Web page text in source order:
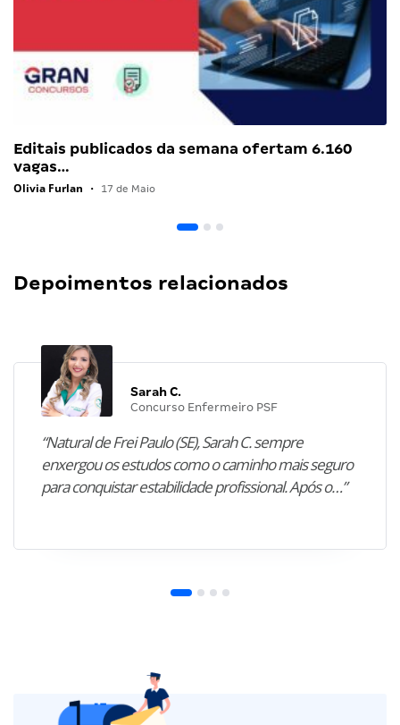
Editais publicados da semana ofertam 6.160
vagas…
Olivia Furlan • 17 de Maio
Depoimentos relacionados
Sarah C.
Concurso Enfermeiro PSF
“Natural de Frei Paulo (SE), Sarah C. sempre
enxergou os estudos como o caminho mais seguro
para conquistar estabilidade profissional. Após o…”